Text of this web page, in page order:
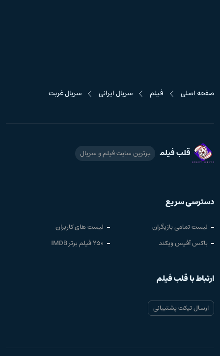
صفحه اصلی فیلم سریال ایرانی سریال غربت
قلب فیلم برترین سایت فیلم و سریال
دسترسی سریع
لیست تمامی بازیگران
لیست های کاربران
باکس آفیس ویکند
250 فیلم برتر IMDB
ارتباط با قلب فیلم
ارسال تیکت پشتیبانی